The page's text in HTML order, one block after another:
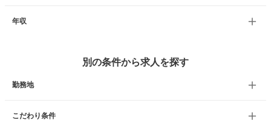
年収
別の条件から求人を探す
勤務地
こだわり条件